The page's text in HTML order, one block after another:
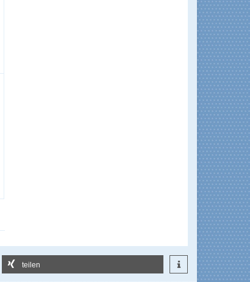
teilen